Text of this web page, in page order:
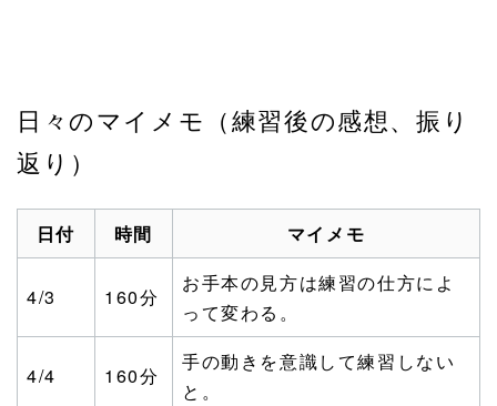
日々のマイメモ（練習後の感想、振り
返り）
日付 時間 マイメモ
4/3 160分
お手本の見方は練習の仕方によ
って変わる。
4/4 160分
手の動きを意識して練習しない
と。